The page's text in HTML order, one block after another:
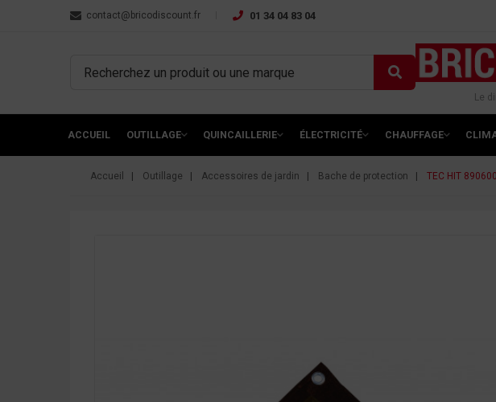
contact@bricodiscount.fr 01 34 04 83 04
Le
ACCUEIL OUTILLAGE QUINCAILLERIE ÉLECTRICITÉ CHAUFFAGE
Accueil Outillage Accessoires de jardin Bache de protection TEC HIT